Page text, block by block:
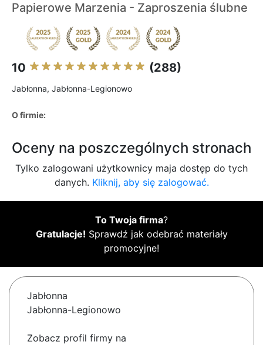
Papierowe Marzenia - Zaproszenia ślubne
10 (288)
Jabłonna, Jabłonna-Legionowo
O firmie:
Oceny na poszczególnych stronach
Tylko zalogowani użytkownicy maja dostęp do tych
danych. Kliknij, aby się zalogować.
To Twoja firma?
Gratulacje! Sprawdź jak odebrać materiały
promocyjne!
Jabłonna
Jabłonna-Legionowo
Zobacz profil firmy na